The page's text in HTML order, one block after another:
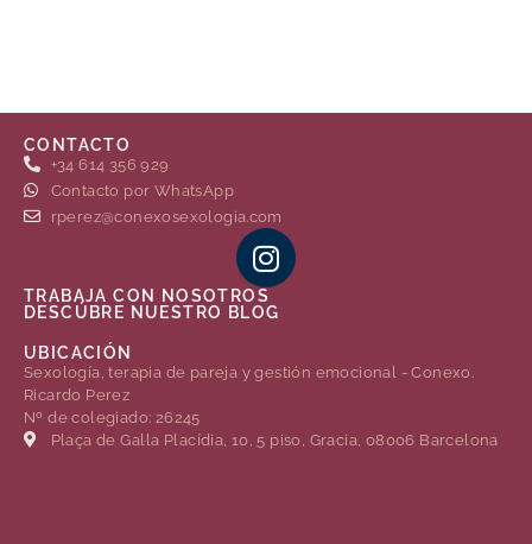
CONTACTO
+34 614 356 929
Contacto por WhatsApp
rperez@conexosexologia.com
TRABAJA CON NOSOTROS
DESCÚBRE NUESTRO BLOG
UBICACIÓN
Sexología, terapia de pareja y gestión emocional - Conexo.
Ricardo Perez
Nº de colegiado: 26245
Plaça de Gal·la Placídia, 10, 5 piso, Gracia, 08006 Barcelona